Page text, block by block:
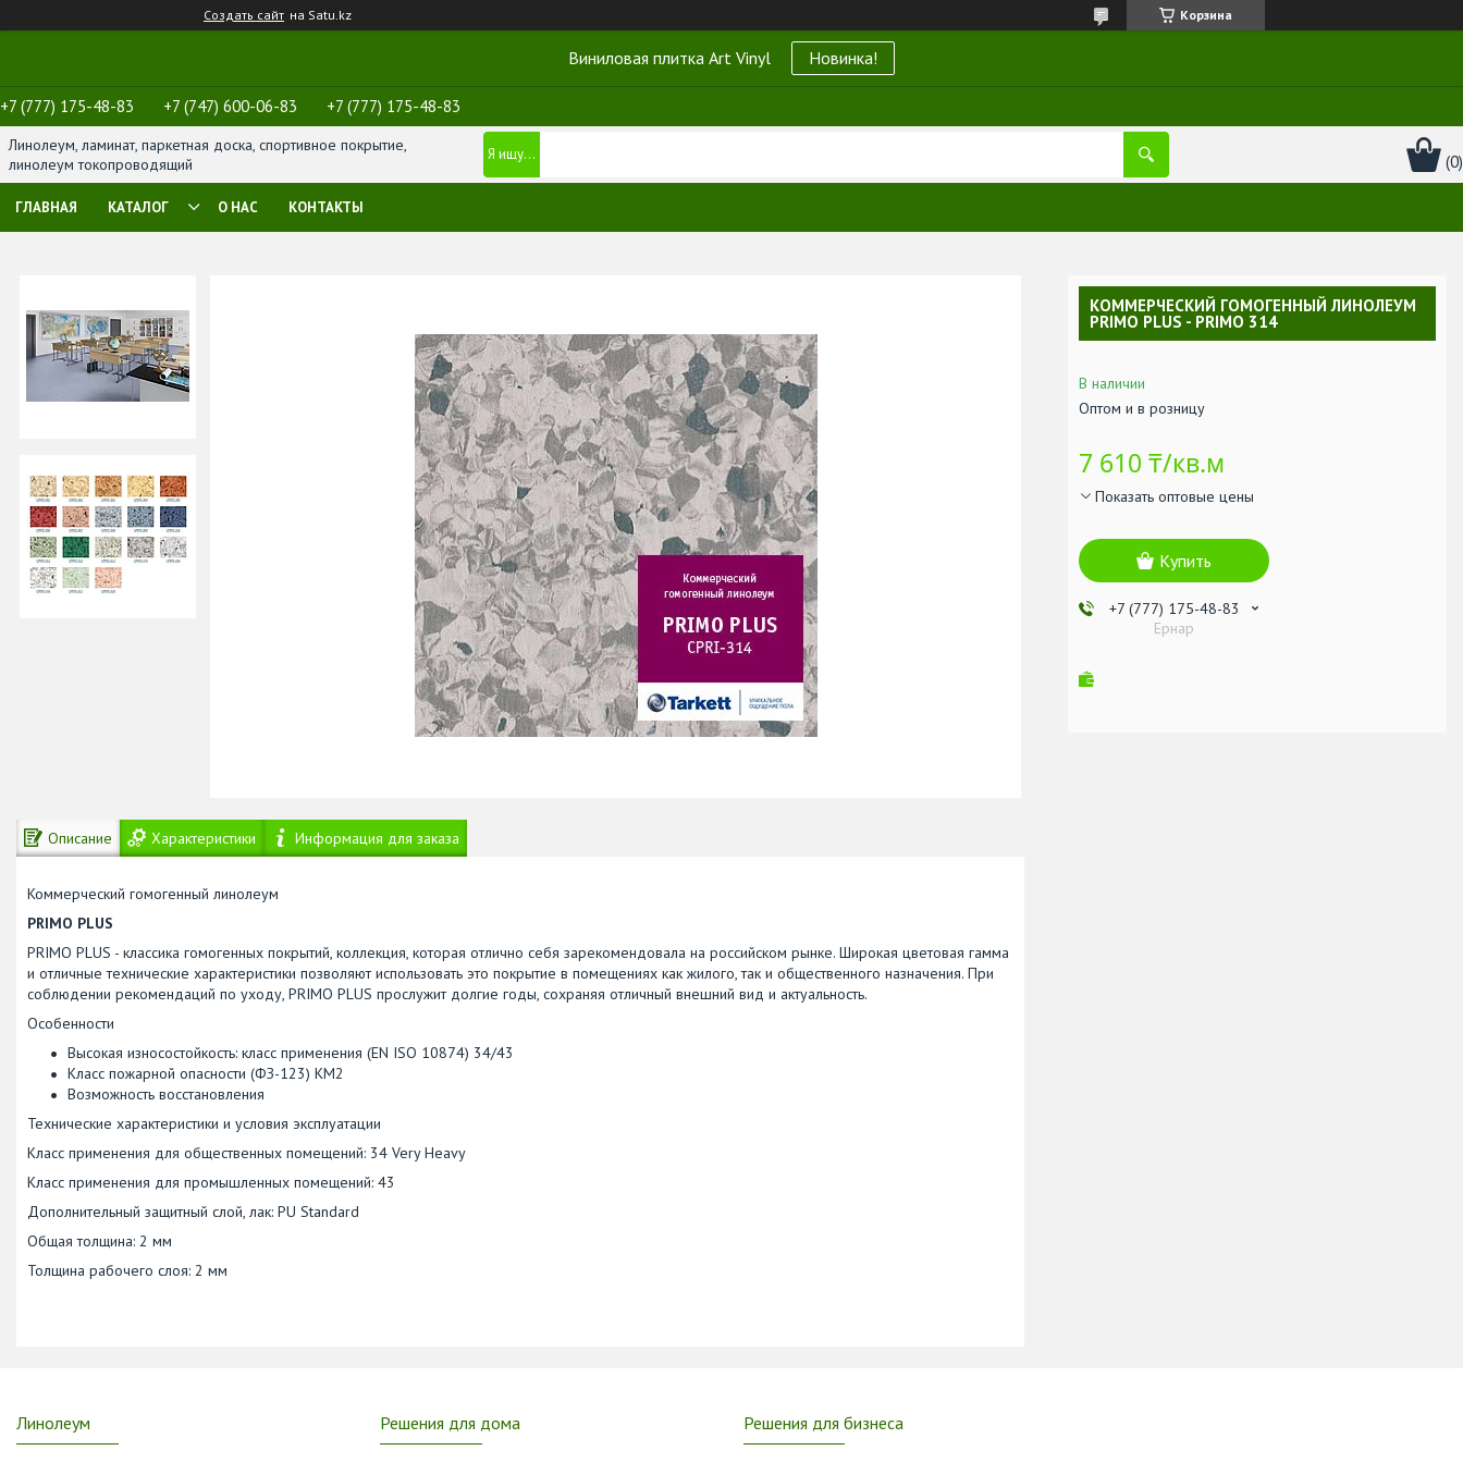
Создать сайт на Satu.kz Корзина
Виниловая плитка Art Vinyl Новинка!
+7 (777) 175-48-83 +7 (747) 600-06-83 +7 (777) 175-48-83
Линолеум, ламинат, паркетная доска, спортивное покрытие,
линолеум токопроводящий
ГЛАВНАЯ КАТАЛОГ О НАС КОНТАКТЫ
Описание Характеристики Информация для заказа
Коммерческий гомогенный линолеум
PRIMO PLUS
PRIMO PLUS - классика гомогенных покрытий, коллекция, которая отлично себя зарекомендовала на российском рынке. Широкая цветовая гамма
и отличные технические характеристики позволяют использовать это покрытие в помещениях как жилого, так и общественного назначения. При
соблюдении рекомендаций по уходу, PRIMO PLUS прослужит долгие годы, сохраняя отличный внешний вид и актуальность.
Особенности
Высокая износостойкость: класс применения (EN ISO 10874) 34/43
Класс пожарной опасности (ФЗ-123) КМ2
Возможность восстановления
Технические характеристики и условия эксплуатации
Класс применения для общественных помещений: 34 Very Heavy
Класс применения для промышленных помещений: 43
Дополнительный защитный слой, лак: PU Standard
Общая толщина: 2 мм
Толщина рабочего слоя: 2 мм
КОММЕРЧЕСКИЙ ГОМОГЕННЫЙ ЛИНОЛЕУМ
PRIMO PLUS - PRIMO 314
В наличии
Оптом и в розницу
7 610 ₸/кв.м
Показать оптовые цены
Купить
+7 (777) 175-48-83
Ернар
Линолеум Решения для дома Решения для бизнеса